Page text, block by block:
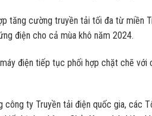
tăng cường truyền tải tối đa từ miền
điện cho cả mùa khô năm 2024.
điện tiếp tục phối hợp chặt chẽ với
ty Truyền tải điện quốc gia, các